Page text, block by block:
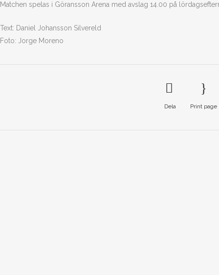
Matchen spelas i Göransson Arena med avslag 14.00 på
Text: Daniel Johansson Silvereld
Foto: Jorge Moreno
Dela Print page